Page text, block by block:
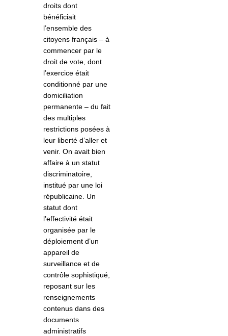
droits dont
bénéficiait
l’ensemble des
citoyens français – à
commencer par le
droit de vote, dont
l’exercice était
conditionné par une
domiciliation
permanente – du fait
des multiples
restrictions posées à
leur liberté d’aller et
venir. On avait bien
affaire à un statut
discriminatoire,
institué par une loi
républicaine. Un
statut dont
l’effectivité était
organisée par le
déploiement d’un
appareil de
surveillance et de
contrôle sophistiqué,
reposant sur les
renseignements
contenus dans des
documents
administratifs